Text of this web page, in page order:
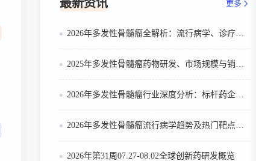
最新资讯 更多
2026年多发性骨髓瘤全解析：流行病学、诊疗及医保政策梳理
2025年多发性骨髓瘤药物研发、市场规模与销售趋势全解析
2026年多发性骨髓瘤行业深度分析：标杆药企案例与技术迭代研判
2026年多发性骨髓瘤流行病学趋势及热门靶点药物市场表现洞察
2026年第31周07.27-08.02全球创新药研发概览